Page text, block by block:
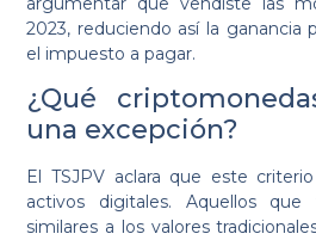
2023, reduciendo así la ganancia
el impuesto a pagar.
¿Qué
una excepción?
El TSJPV aclara que este
activos digitales. Aquellos que
similares a los valores